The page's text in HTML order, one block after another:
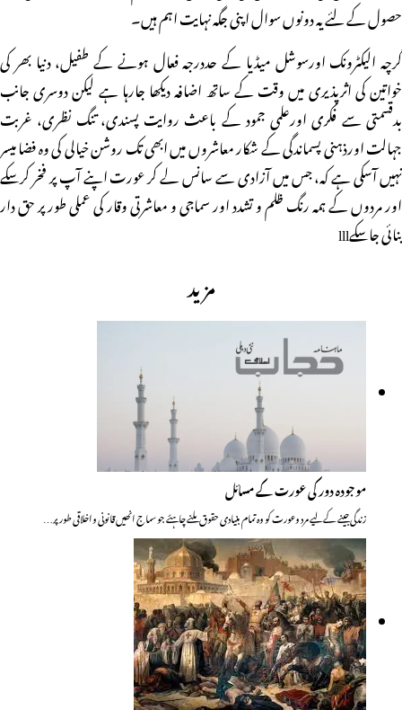
حصول کے لئے یہ دونوں سوال اپنی جگہ نہایت اہم ہیں۔
گرچہ الیکٹرونک اورسوشل میڈیا کے حددرجہ فعال ہونے کے طفیل، دنیا بھر کی
خواتین کی اثرپذیری میں وقت کے ساتھ اضافہ دیکھا جارہا ہے لیکن دوسری جانب
بدقسمتی سے فکری اورعلمی جمود کے باعث روایت پسندی، تنگ نظری، غربت
جہالت اورذہنی پسماندگی کے شکار معاشروں میں ابھی تک روشن خیالی کی وہ فضا میسر
نہیں آسکی ہے کہ، جس میں آزادی سے سانس لے کر عورت اپنے آپ پر فخر کرسکے
اور مردوں کے ہمہ رنگ ظلم و تشدد اور سماجی و معاشرتی وقار کی عملی طور پر حق دار
بنائی جاسکےlll
مزید
موجودہ دور کی عورت کے مسائل
زندگی جینے کے لیے مرد وعورت کو وہ تمام بنیادی حقوق ملنے چاہئے جو سماج انھیں قانونی واخلاقی طور پر…